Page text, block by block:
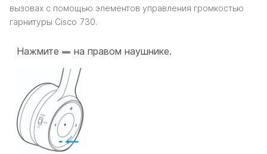
вызовах с помощью элементов управления громкостью
гарнитуры Cisco 730.
Нажмите на правом наушнике.